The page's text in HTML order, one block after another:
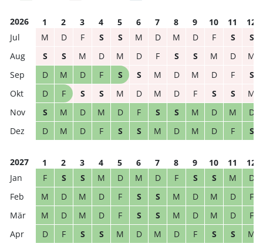
2026 1 2 3 4 5 6 7 8 9 10 11
12
M
D F S S M D M D F S
S
S
S M D M D F S S M D
M
D
M D F S S M D M D F
S
D
F S S M D M D F S S
M
S
M D M D F S S M D M
D
D
M D F S S M D M D F S
2027 1 2 3 4 5 6 7 8 9 10 11
12
F
S S M D M D F S S M
D
M
D M D F S S M D M D
F
M
D M D F S S M D M D
F
D
F S S M D M D F S S
M